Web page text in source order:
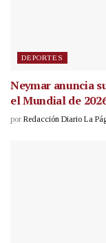
DEPORTES
Neymar anuncia
el Mundial de
por Redacción Diario La